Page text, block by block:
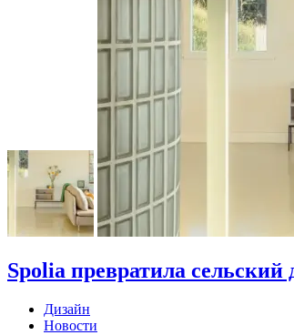
Spolia превратила
Дизайн
Новости